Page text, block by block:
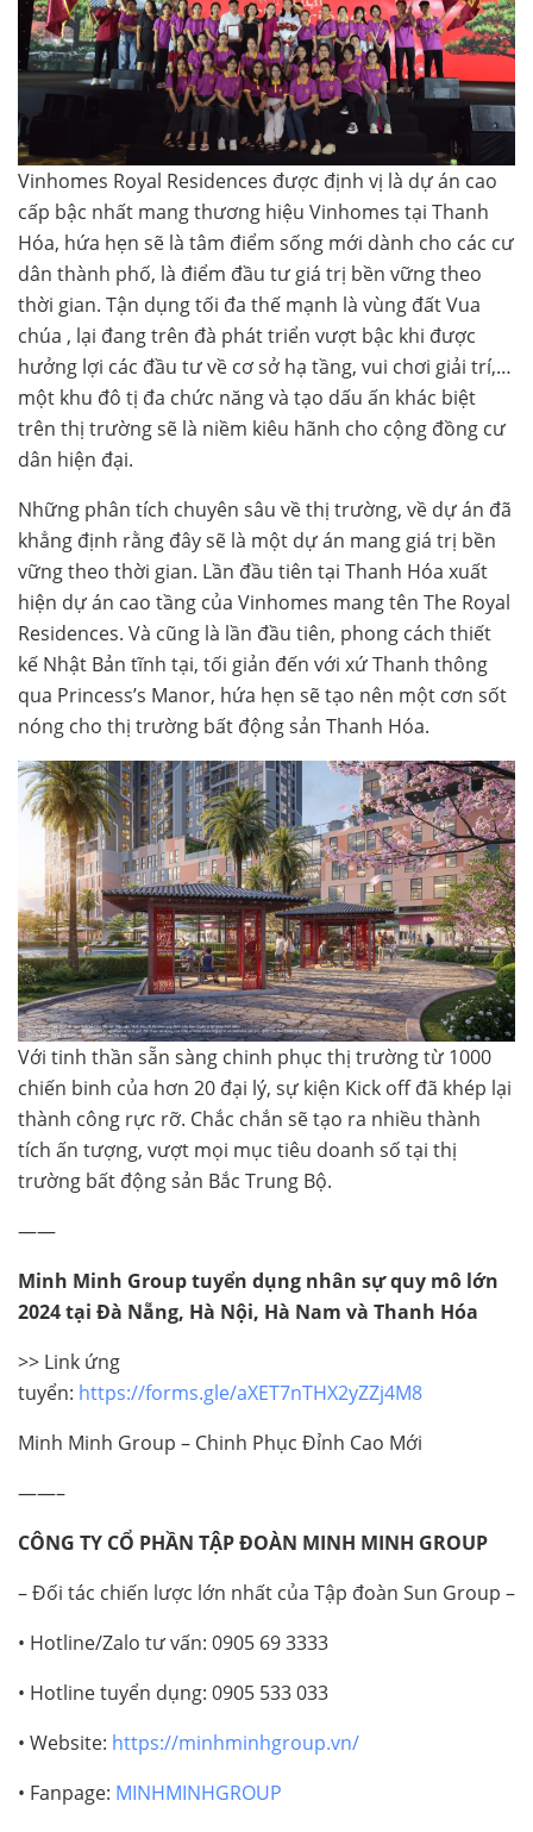
Vinhomes Royal Residences được định vị là dự án cao
cấp bậc nhất mang thương hiệu Vinhomes tại Thanh
Hóa, hứa hẹn sẽ là tâm điểm sống mới dành cho các cư
dân thành phố, là điểm đầu tư giá trị bền vững theo
thời gian. Tận dụng tối đa thế mạnh là vùng đất Vua
chúa , lại đang trên đà phát triển vượt bậc khi được
hưởng lợi các đầu tư về cơ sở hạ tầng, vui chơi giải trí,…
một khu đô tị đa chức năng và tạo dấu ấn khác biệt
trên thị trường sẽ là niềm kiêu hãnh cho cộng đồng cư
dân hiện đại.
Những phân tích chuyên sâu về thị trường, về dự án đã
khẳng định rằng đây sẽ là một dự án mang giá trị bền
vững theo thời gian. Lần đầu tiên tại Thanh Hóa xuất
hiện dự án cao tầng của Vinhomes mang tên The Royal
Residences. Và cũng là lần đầu tiên, phong cách thiết
kế Nhật Bản tĩnh tại, tối giản đến với xứ Thanh thông
qua Princess’s Manor, hứa hẹn sẽ tạo nên một cơn sốt
nóng cho thị trường bất động sản Thanh Hóa.
Với tinh thần sẵn sàng chinh phục thị trường từ 1000
chiến binh của hơn 20 đại lý, sự kiện Kick off đã khép lại
thành công rực rỡ. Chắc chắn sẽ tạo ra nhiều thành
tích ấn tượng, vượt mọi mục tiêu doanh số tại thị
trường bất động sản Bắc Trung Bộ.
——
Minh Minh Group tuyển dụng nhân sự quy mô lớn
2024 tại Đà Nẵng, Hà Nội, Hà Nam và Thanh Hóa
>> Link ứng
tuyển: https://forms.gle/aXET7nTHX2yZZj4M8
Minh Minh Group – Chinh Phục Đỉnh Cao Mới
——–
CÔNG TY CỔ PHẦN TẬP ĐOÀN MINH MINH GROUP
– Đối tác chiến lược lớn nhất của Tập đoàn Sun Group –
• Hotline/Zalo tư vấn: 0905 69 3333
• Hotline tuyển dụng: 0905 533 033
• Website: https://minhminhgroup.vn/
• Fanpage: MINHMINHGROUP